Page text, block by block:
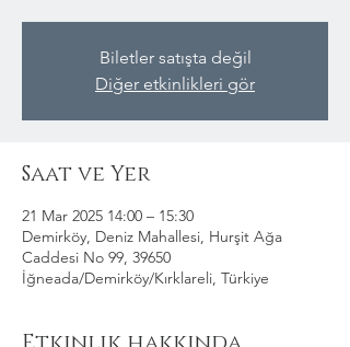
Biletler satışta değil
Diğer etkinlikleri gör
Saat ve Yer
21 Mar 2025 14:00 – 15:30
Demirköy, Deniz Mahallesi, Hurşit Ağa
Caddesi No 99, 39650
İğneada/Demirköy/Kırklareli, Türkiye